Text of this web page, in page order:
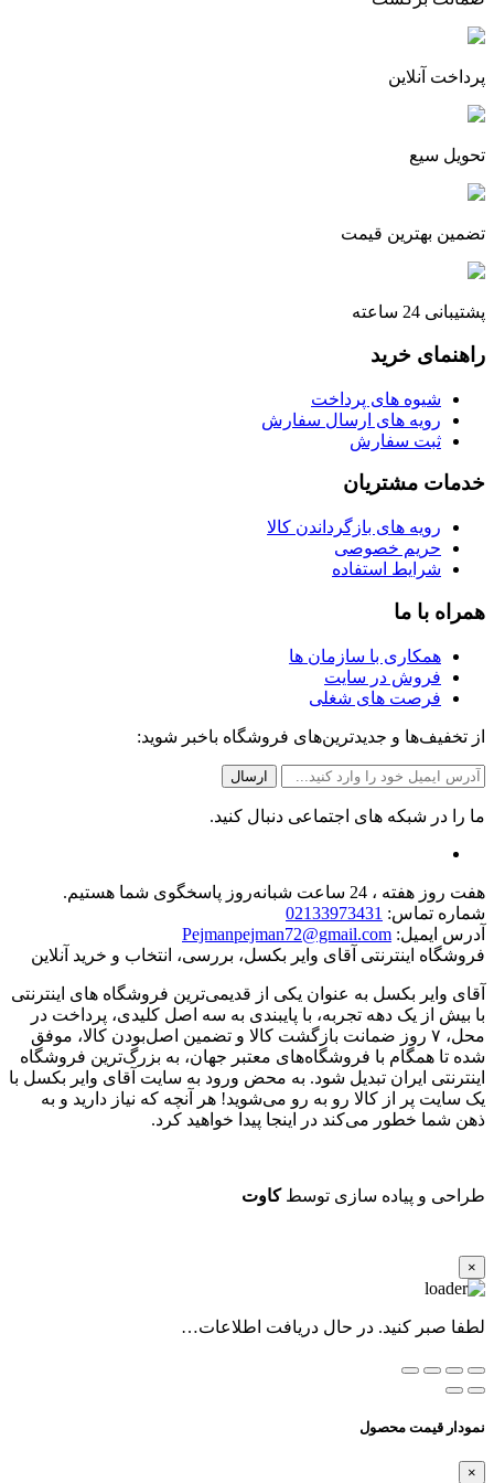
پرداخت آنلاین
تحویل سیع
تضمین بهترین قیمت
پشتیبانی 24 ساعته
راهنمای خرید
شیوه های پرداخت
رویه های ارسال سفارش
ثبت سفارش
خدمات مشتریان
رویه های بازگرداندن کالا
حریم خصوصی
شرایط استفاده
همراه با ما
همکاری با سازمان ها
فروش در سایت
فرصت های شغلی
از تخفیف‌ها و جدیدترین‌های فروشگاه باخبر شوید:
ما را در شبکه های اجتماعی دنبال کنید.
هفت روز هفته ، 24 ساعت شبانه‌روز پاسخگوی شما هستیم.
شماره تماس: 02133973431
آدرس ایمیل: Pejmanpejman72@gmail.com
فروشگاه اینترنتی آقای وایر بکسل، بررسی، انتخاب و خرید آنلاین
آقای وایر بکسل به عنوان یکی از قدیمی‌ترین فروشگاه های اینترنتی
با بیش از یک دهه تجربه، با پایبندی به سه اصل کلیدی، پرداخت در
محل، ۷ روز ضمانت بازگشت کالا و تضمین اصل‌بودن کالا، موفق
شده تا همگام با فروشگاه‌های معتبر جهان، به بزرگ‌ترین فروشگاه
اینترنتی ایران تبدیل شود. به محض ورود به سایت آقای وایر بکسل با
یک سایت پر از کالا رو به رو می‌شوید! هر آنچه که نیاز دارید و به
ذهن شما خطور می‌کند در اینجا پیدا خواهید کرد.
طراحی و پیاده سازی توسطکاوت
×
لطفا صبر کنید. در حال دریافت اطلاعات…
نمودار قیمت محصول
×